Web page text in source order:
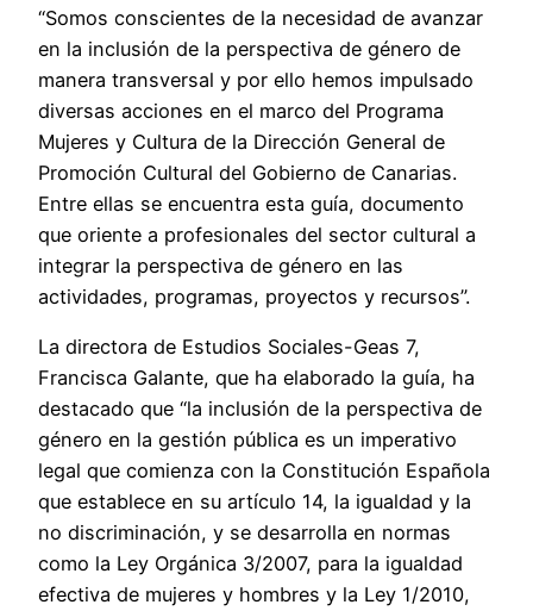
“Somos conscientes de la necesidad de avanzar
en la inclusión de la perspectiva de género de
manera transversal y por ello hemos impulsado
diversas acciones en el marco del Programa
Mujeres y Cultura de la Dirección General de
Promoción Cultural del Gobierno de Canarias.
Entre ellas se encuentra esta guía, documento
que oriente a profesionales del sector cultural a
integrar la perspectiva de género en las
actividades, programas, proyectos y recursos”.
La directora de Estudios Sociales-Geas 7,
Francisca Galante, que ha elaborado la guía, ha
destacado que “la inclusión de la perspectiva de
género en la gestión pública es un imperativo
legal que comienza con la Constitución Española
que establece en su artículo 14, la igualdad y la
no discriminación, y se desarrolla en normas
como la Ley Orgánica 3/2007, para la igualdad
efectiva de mujeres y hombres y la Ley 1/2010,